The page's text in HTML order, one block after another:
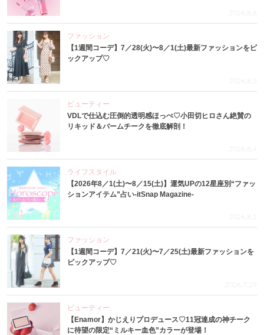
2026.8.6
ファッション
【1週間コーデ】7／28(火)〜8／1(土)最新ファッションをピ
ックアップ♡
2026.8.5
ビューティー
VDLで仕込む圧倒的透明感ほっぺ♡小田切ヒロさん絶賛の
リキッド＆バームチークを徹底解剖！
2026.8.4
ライフスタイル
【2026年8／1(土)〜8／15(土)】運気UPの12星座別“ファッ
ションアイテム”占い-itSnap Magazine-
2026.8.1
ファッション
【1週間コーデ】7／21(火)〜7／25(土)最新ファッションを
ピックアップ♡
2026.7.29
ビューティー
【Enamor】かじえりプロデュース♡11冠達成の神チーク
に待望の限定“ミルキー血色”カラーが登場！